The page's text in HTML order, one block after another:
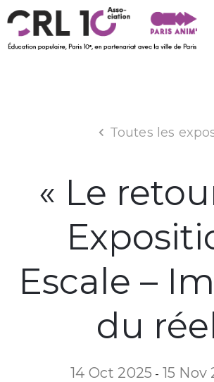
Toutes les
« Le
Escale –
du
14 Oct 2025 - 15 Nov